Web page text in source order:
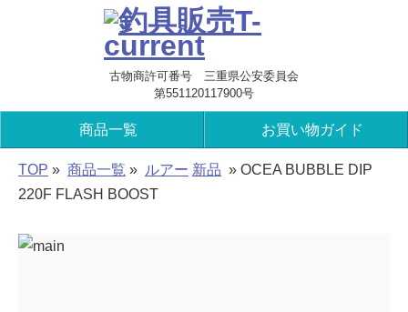
古物商許可番号 三重県公安委員会
第551120117900号
商品一覧 お買い物ガイド
TOP » 商品一覧 » ルアー 新品 » OCEA BUBBLE DIP
220F FLASH BOOST